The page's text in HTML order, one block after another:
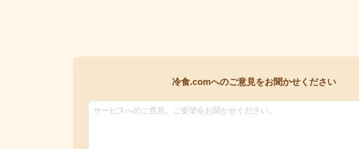
冷食.comへのご意見をお聞かせください